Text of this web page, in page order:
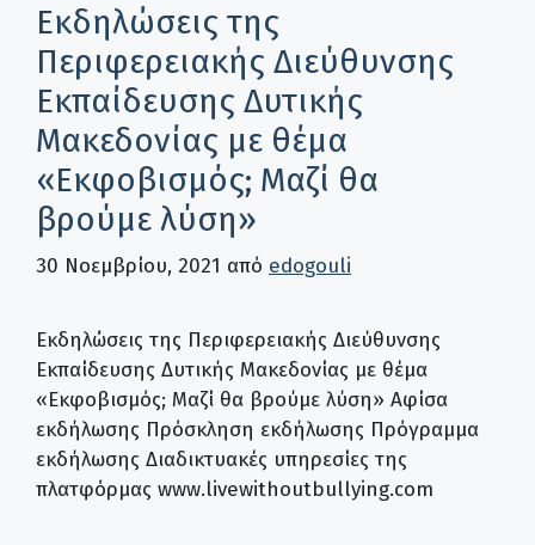
Εκδηλώσεις της
Περιφερειακής Διεύθυνσης
Εκπαίδευσης Δυτικής
Μακεδονίας με θέμα
«Εκφοβισμός; Μαζί θα
βρούμε λύση»
30 Νοεμβρίου, 2021 από edogouli
Εκδηλώσεις της Περιφερειακής Διεύθυνσης
Εκπαίδευσης Δυτικής Μακεδονίας με θέμα
«Εκφοβισμός; Μαζί θα βρούμε λύση» Αφίσα
εκδήλωσης Πρόσκληση εκδήλωσης Πρόγραμμα
εκδήλωσης Διαδικτυακές υπηρεσίες της
πλατφόρμας www.livewithoutbullying.com